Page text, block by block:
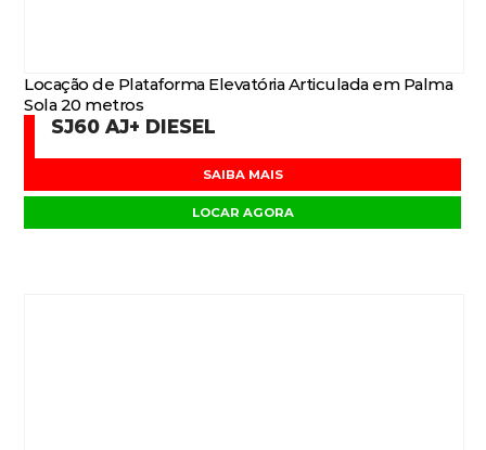
Locação de Plataforma Elevatória Articulada em Palma
Sola 20 metros
SJ60 AJ+ DIESEL
SAIBA MAIS
LOCAR AGORA